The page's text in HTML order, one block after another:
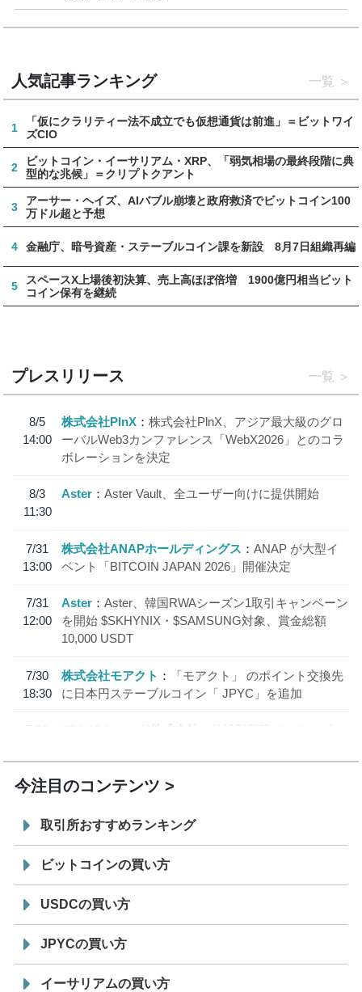
人気記事ランキング 一覧
1
「仮にクラリティー法不成立でも仮想通貨は前進」＝ビットワイ
ズCIO
2
ビットコイン・イーサリアム・XRP、「弱気相場の最終段階に典
型的な兆候」＝クリプトクアント
3
アーサー・ヘイズ、AIバブル崩壊と政府救済でビットコイン100
万ドル超と予想
4 金融庁、暗号資産・ステーブルコイン課を新設 8月7日組織再編
5
スペースX上場後初決算、売上高ほぼ倍増 1900億円相当ビット
コイン保有を継続
プレスリリース 一覧
8/5
14:00
株式会社PlnX
株式会社PlnX、アジア最大級のグロ
ーバルWeb3カンファレンス「WebX2026」とのコラ
ボレーションを決定
8/3
11:30
Aster Aster Vault、全ユーザー向けに提供開始
7/31
13:00
株式会社ANAPホールディングス
ANAP が大型イ
ベント「BITCOIN JAPAN 2026」開催決定
7/31
12:00
Aster
Aster、韓国RWAシーズン1取引キャンペーン
を開始 $SKHYNIX・$SAMSUNG対象、賞金総額
10,000 USDT
7/30
18:30
株式会社モアクト
「モアクト」 のポイント交換先
に日本円ステーブルコイン「 JPYC」を追加
7/29
SBI VCトレード株式会社
信託型円建てステーブル
今注目のコンテンツ
取引所おすすめランキング
ビットコインの買い方
USDCの買い方
JPYCの買い方
イーサリアムの買い方